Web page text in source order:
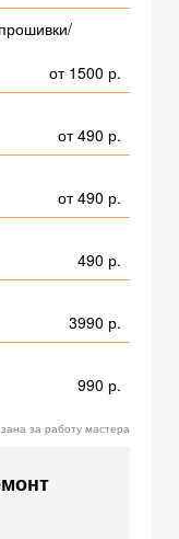
от 1500 р.
от 490 р.
от 490 р.
490 р.
3990 р.
990 р.
за работу мастера